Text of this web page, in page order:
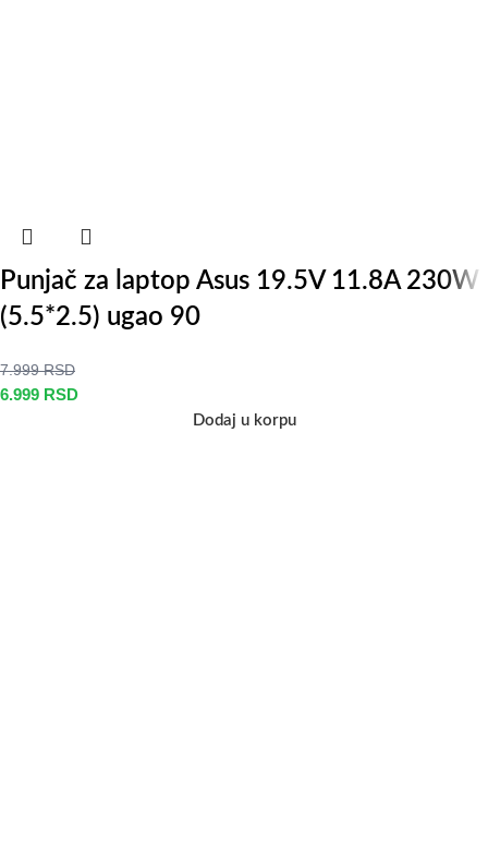
Punjač za laptop Asus 19.5V 11.8A 230W
(5.5*2.5) ugao 90
7.999RSD
6.999 RSD
Dodaj u korpu